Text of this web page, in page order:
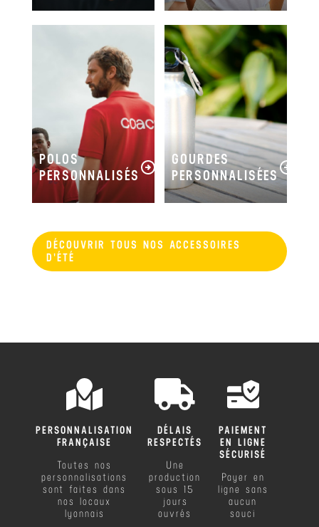
POLOS
PERSONNALISÉS
GOURDES
PERSONNALISÉES
DÉCOUVRIR TOUS NOS ACCESSOIRES
D'ÉTÉ
PERSONNALISATION
FRANÇAISE
Toutes nos
personnalisations
sont faites dans
nos locaux
lyonnais
DÉLAIS
RESPECTÉS
Une
production
sous 15
jours
ouvrés
PAIEMENT
EN LIGNE
SÉCURISÉ
Payer en
ligne sans
aucun
souci